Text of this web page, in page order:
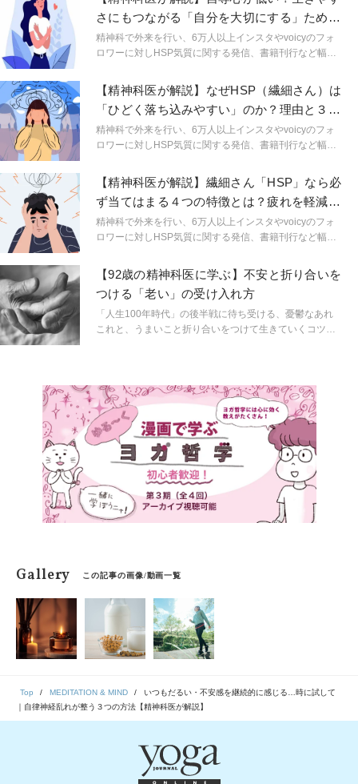
さにもつながる「自分を大切にする」ための
3つのヒント
精神科で外来を行い、6万人以上インスタやvoicyのフォ
ロワーに対しHSP気質に関する発信、書籍刊行など幅広
ルヘルスに関する身近なギモンを解説。生きづらいをラ
クにするためのヒントを連載形式で紹介します。
【精神科医が解説】なぜHSP（繊細さん）は
「ひどく落ち込みやすい」のか？理由と３つ
の対処法
精神科で外来を行い、6万人以上インスタやvoicyのフォ
ロワーに対しHSP気質に関する発信、書籍刊行など幅広
ルヘルスに関する身近なギモンを解説。生きづらいをラ
クにするためのヒントを連載形式で紹介します。
【精神科医が解説】繊細さん「HSP」なら必
ず当てはまる４つの特徴とは？疲れを軽減す
るヒントも紹介
精神科で外来を行い、6万人以上インスタやvoicyのフォ
ロワーに対しHSP気質に関する発信、書籍刊行など幅広
ルヘルスに関する身近なギモンを解説。生きづらいをラ
クにするためのヒントを連載形式で紹介します。
【92歳の精神科医に学ぶ】不安と折り合いを
つける「老い」の受け入れ方
「人生100年時代」の後半戦に待ち受ける、憂鬱なあれ
これと、うまいこと折り合いをつけて生きていくコツと
（すばる舎）から抜粋してお届けします。
Gallery この記事の画像/動画一覧
Top MEDITATION & MIND
いつもだるい・不安感を継続的に感じる…時に試して
｜自律神経乱れが整う３つの方法【精神科医が解説】